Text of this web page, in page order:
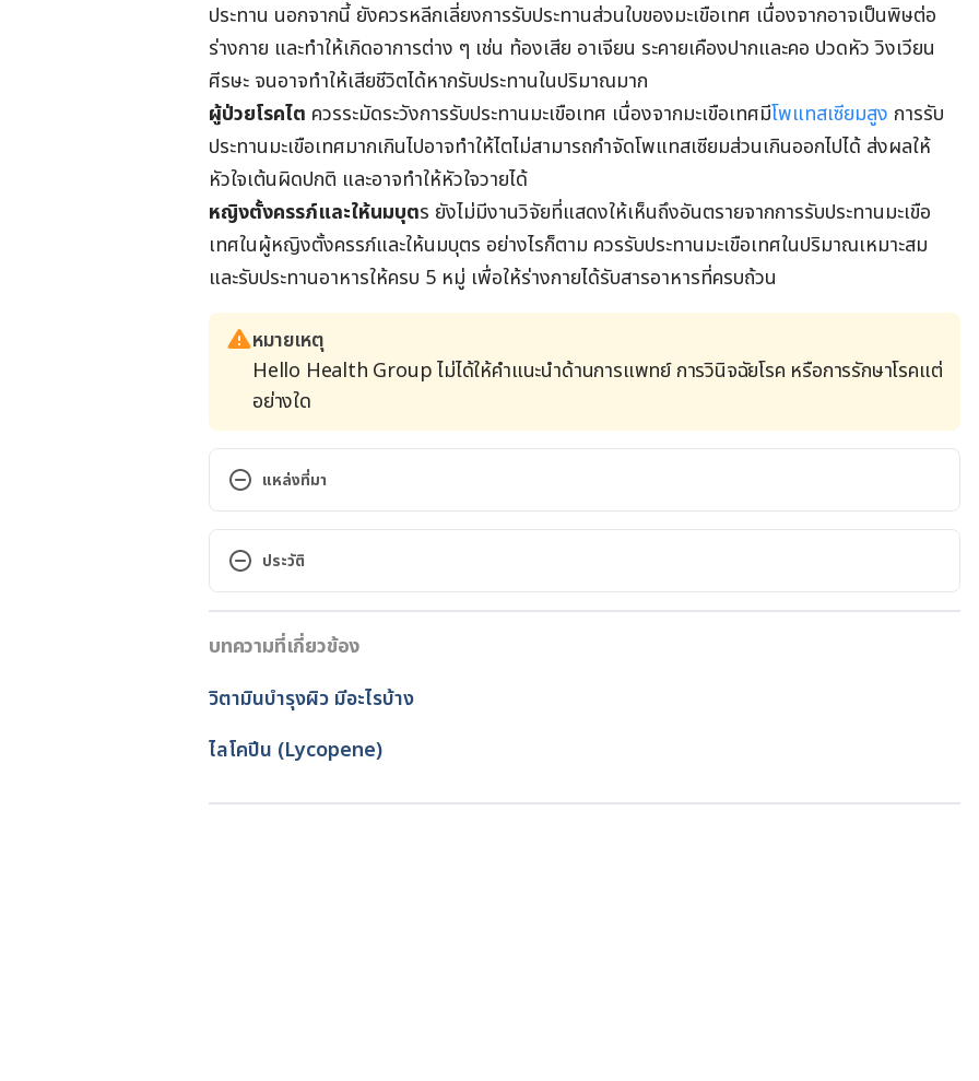
ประทาน นอกจากนี้ ยังควรหลีกเลี่ยงการรับประทานส่วนใบของมะเขือเทศ เนื่องจากอาจเป็นพิษต่อ
ร่างกาย และทำให้เกิดอาการต่าง ๆ เช่น ท้องเสีย อาเจียน ระคายเคืองปากและคอ ปวดหัว วิงเวียน
ศีรษะ จนอาจทำให้เสียชีวิตได้หากรับประทานในปริมาณมาก
ผู้ป่วยโรคไต ควรระมัดระวังการรับประทานมะเขือเทศ เนื่องจากมะเขือเทศมีโพแทสเซียมสูง การรับ
ประทานมะเขือเทศมากเกินไปอาจทำให้ไตไม่สามารถกำจัดโพแทสเซียมส่วนเกินออกไปได้ ส่งผลให้
หัวใจเต้นผิดปกติ และอาจทำให้หัวใจวายได้
หญิงตั้งครรภ์และให้นมบุตร ยังไม่มีงานวิจัยที่แสดงให้เห็นถึงอันตรายจากการรับประทานมะเขือ
เทศในผู้หญิงตั้งครรภ์และให้นมบุตร อย่างไรก็ตาม ควรรับประทานมะเขือเทศในปริมาณเหมาะสม
และรับประทานอาหารให้ครบ 5 หมู่ เพื่อให้ร่างกายได้รับสารอาหารที่ครบถ้วน
หมายเหตุ
Hello Health Group ไม่ได้ให้คำแนะนำด้านการแพทย์ การวินิจฉัยโรค หรือการรักษาโรคแต่
อย่างใด
แหล่งที่มา
Tomato – Uses, Side Effects, and More.
https://www.webmd.com/vitamins/ai/ingredientmono-
31, 2022.
Tomatoes, red, ripe, raw, year round average.
app.html#/food-details/
https://www.ncbi.nlm.nih.gov/pmc/articles/PMC
https://academic.oup.com/jn/article/131/5/1449/4686953. Accessed December 31, 2022.
ประวัติ
31/12/2022
พลอย วงษ์วิไล
ตรวจสอบความถูกต้องของข้อมูลโดย
บทความที่เกี่ยวข้อง
วิตามินบำรุงผิว มีอะไรบ้าง
ไลโคปีน (Lycopene)